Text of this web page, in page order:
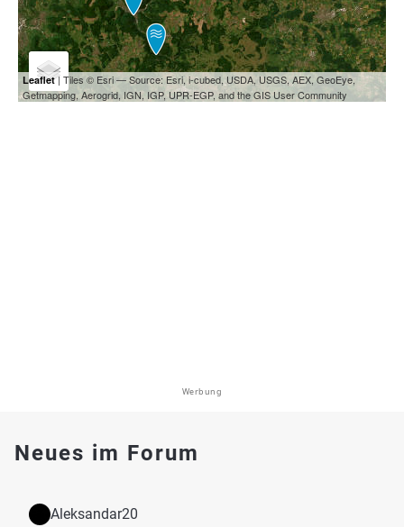
Leaflet| Tiles © Esri — Source: Esri, i-cubed, USDA, USGS, AEX, GeoEye,
Getmapping, Aerogrid, IGN, IGP, UPR-EGP, and the GIS User Community
Werbung
Neues im Forum
Aleksandar20